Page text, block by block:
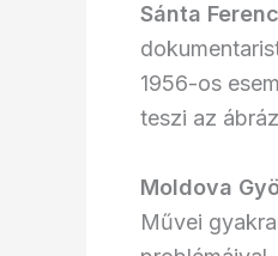
Sánta Ferenc
1956-os
teszi az
Moldova
Művei